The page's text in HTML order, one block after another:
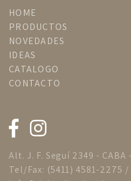
HOME
PRODUCTOS
NOVEDADES
IDEAS
CATALOGO
CONTACTO
Alt. J. F. Seguí 2349 - CABA
Tel/Fax: (5411) 4581-2275